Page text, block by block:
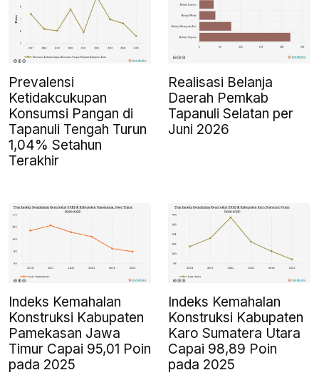
Prevalensi
Ketidakcukupan
Konsumsi Pangan di
Tapanuli Tengah Turun
1,04% Setahun
Terakhir
Realisasi Belanja
Daerah Pemkab
Tapanuli Selatan per
Juni 2026
Indeks Kemahalan
Konstruksi Kabupaten
Pamekasan Jawa
Timur Capai 95,01 Poin
pada 2025
Indeks Kemahalan
Konstruksi Kabupaten
Karo Sumatera Utara
Capai 98,89 Poin
pada 2025